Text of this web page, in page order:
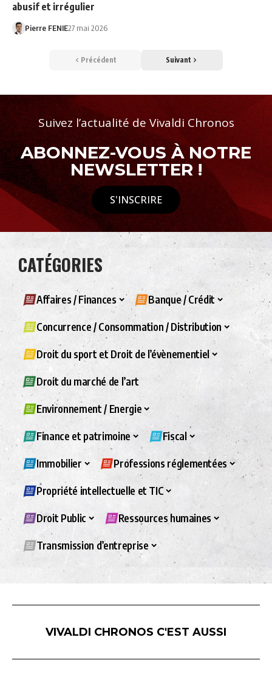
abusif et irrégulier
Pierre FENIE27 mai 2026
Précédent Suivant
Suivez l’actualité de Vivaldi Chronos
ABONNEZ-VOUS À NOTRE
NEWSLETTER !
S'INSCRIRE
CATÉGORIES
Affaires / Finances Banque / Crédit
Concurrence / Consommation / Distribution
Droit du sport et Droit de l’évènementiel
Droit du marché de l’art
Environnement / Energie
Finance et patrimoine Fiscal
Immobilier Professions réglementées
Propriété intellectuelle et TIC
Droit Public Ressources humaines
Transmission d’entreprise
VIVALDI CHRONOS C'EST AUSSI